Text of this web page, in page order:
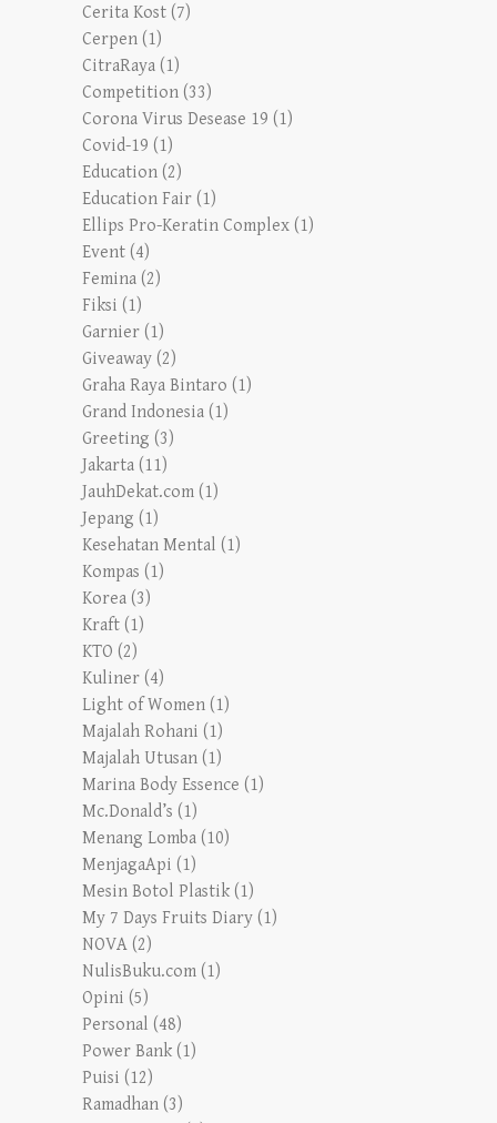
Cerita Kost (7)
Cerpen (1)
CitraRaya (1)
Competition (33)
Corona Virus Desease 19 (1)
Covid-19 (1)
Education (2)
Education Fair (1)
Ellips Pro-Keratin Complex (1)
Event (4)
Femina (2)
Fiksi (1)
Garnier (1)
Giveaway (2)
Graha Raya Bintaro (1)
Grand Indonesia (1)
Greeting (3)
Jakarta (11)
JauhDekat.com (1)
Jepang (1)
Kesehatan Mental (1)
Kompas (1)
Korea (3)
Kraft (1)
KTO (2)
Kuliner (4)
Light of Women (1)
Majalah Rohani (1)
Majalah Utusan (1)
Marina Body Essence (1)
Mc.Donald’s (1)
Menang Lomba (10)
MenjagaApi (1)
Mesin Botol Plastik (1)
My 7 Days Fruits Diary (1)
NOVA (2)
NulisBuku.com (1)
Opini (5)
Personal (48)
Power Bank (1)
Puisi (12)
Ramadhan (3)